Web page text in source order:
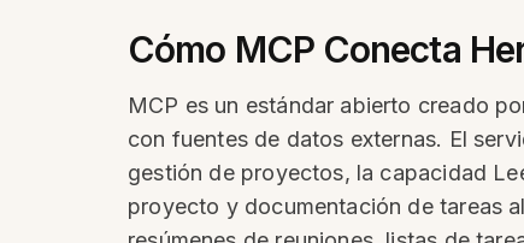
Cómo MCP Conecta
MCP es un estándar abierto creado
con fuentes de datos externas. El
gestión de proyectos, la capacidad
proyecto y documentación de tareas